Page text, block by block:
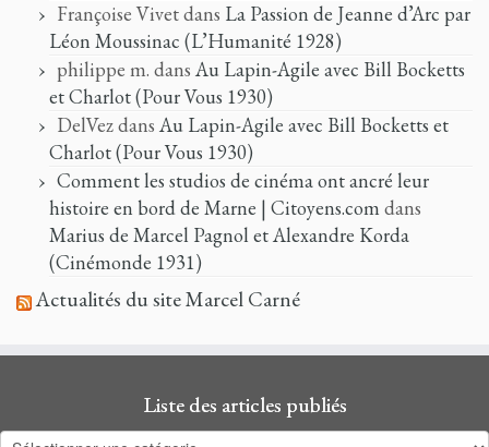
Françoise Vivetdans La Passion de Jeanne d’Arc par
Léon Moussinac (L’Humanité 1928)
philippe m. dans Au Lapin-Agile avec Bill Bocketts
et Charlot (Pour Vous 1930)
DelVezdans Au Lapin-Agile avec Bill Bocketts et
Charlot (Pour Vous 1930)
Comment les studios de cinéma ont ancré leur
histoire en bord de Marne | Citoyens.comdans
Marius de Marcel Pagnol et Alexandre Korda
(Cinémonde 1931)
Actualités du site Marcel Carné
Liste des articles publiés
Liste